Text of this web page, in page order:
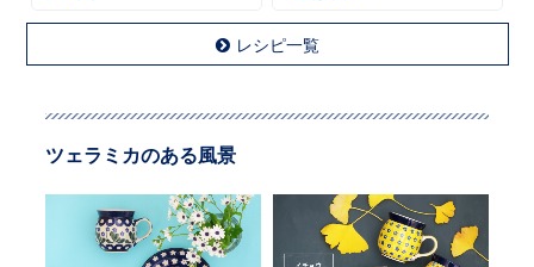
レシピ一覧
ツェラミカのある風景